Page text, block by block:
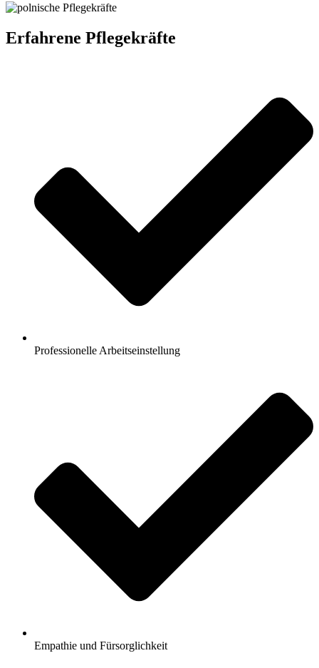
Erfahrene Pflegekräfte
Professionelle Arbeitseinstellung
Empathie und Fürsorglichkeit